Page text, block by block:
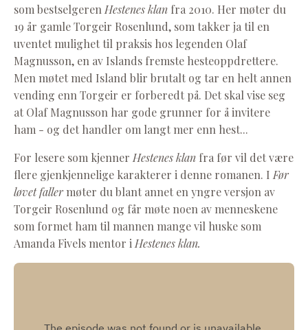
som bestselgeren Hestenes klan fra 2010. Her møter du
19 år gamle Torgeir Rosenlund, som takker ja til en
uventet mulighet til praksis hos legenden Olaf
Magnusson, en av Islands fremste hesteoppdrettere.
Men møtet med Island blir brutalt og tar en helt annen
vending enn Torgeir er forberedt på. Det skal vise seg
at Olaf Magnusson har gode grunner for å invitere
ham - og det handler om langt mer enn hest...
For lesere som kjenner Hestenes klan fra før vil det være
flere gjenkjennelige karakterer i denne romanen. I Før
løvet faller møter du blant annet en yngre versjon av
Torgeir Rosenlund og får møte noen av menneskene
som formet ham til mannen mange vil huske som
Amanda Fivels mentor i Hestenes klan.